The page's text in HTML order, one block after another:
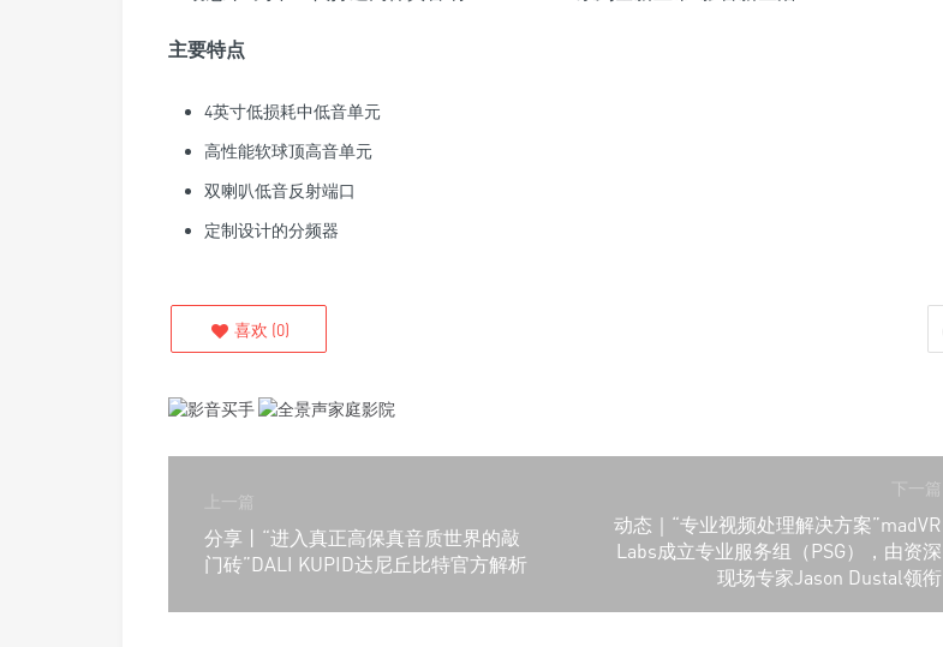
主要特点
4英寸低损耗中低音单元
高性能软球顶高音单元
双喇叭低音反射端口
定制设计的分频器
喜欢 (0)
上一篇
分享丨“进入真正高保真音质世界的敲
门砖”DALI KUPID达尼丘比特官方解析
下一篇
动态｜“专业视频处理解决方案”madVR
Labs成立专业服务组（PSG），由资深
现场专家Jason Dustal领衔